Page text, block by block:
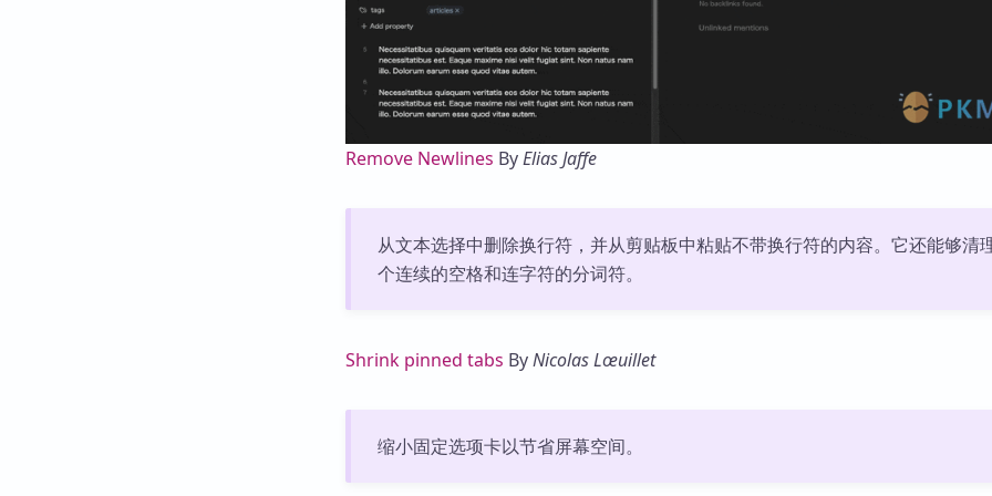
Remove Newlines ByElias Jaffe
从文本选择中删除换行符，并从剪贴板中粘贴不带换行符的内容。它还能够清
个连续的空格和连字符的分词符。
Shrink pinned tabs ByNicolas Lœuillet
缩小固定选项卡以节省屏幕空间。